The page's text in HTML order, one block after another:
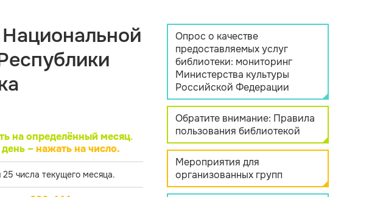
на определённый месяц.
–нажать на число.
числа текущего месяца.
Опрос о качестве
предоставляемых услуг
библиотеки: мониторинг
Министерства культуры
Российской Федерации
Обратите внимание: Правила
пользования библиотекой
Мероприятия для
организованных групп